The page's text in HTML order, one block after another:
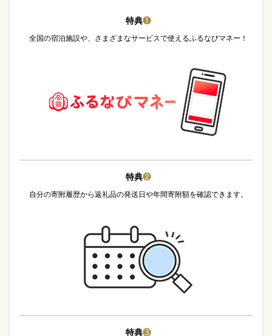
特典❶
全国の宿泊施設や、さまざまなサービスで使えるふるなびマネー！
特典❷
自分の寄附履歴から返礼品の発送日や年間寄附額を確認できます。
特典❸